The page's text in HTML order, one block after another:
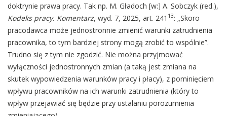
doktrynie prawa pracy. Tak np. M. Gładoch [w:] A. Sobczyk (red.),
Kodeks pracy. Komentarz, wyd. 7, 2025, art. 241 13: „Skoro
pracodawca może jednostronnie zmienić warunki zatrudnienia
pracownika, to tym bardziej strony mogą zrobić to wspólnie”.
Trudno się z tym nie zgodzić. Nie można przyjmować
wyłączności jednostronnych zmian (a taką jest zmiana na
skutek wypowiedzenia warunków pracy i płacy), z pominięciem
wpływu pracowników na ich warunki zatrudnienia (który to
wpływ przejawiać się będzie przy ustalaniu porozumienia